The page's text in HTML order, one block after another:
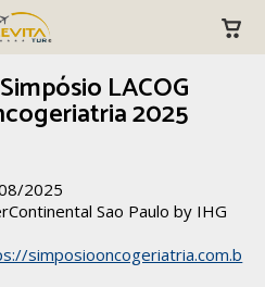
LACOG
2025
2025
Sao Paulo by IHG
simposiooncogeriatria.com.b